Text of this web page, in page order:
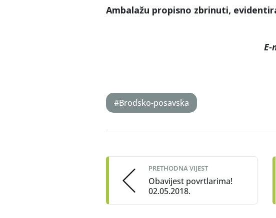
Ambalažu propisno zbrinuti,
E-
#Brodsko-posavska
navigation
PRETHODNA VIJEST
Obavijest povrtlarima!
02.05.2018.